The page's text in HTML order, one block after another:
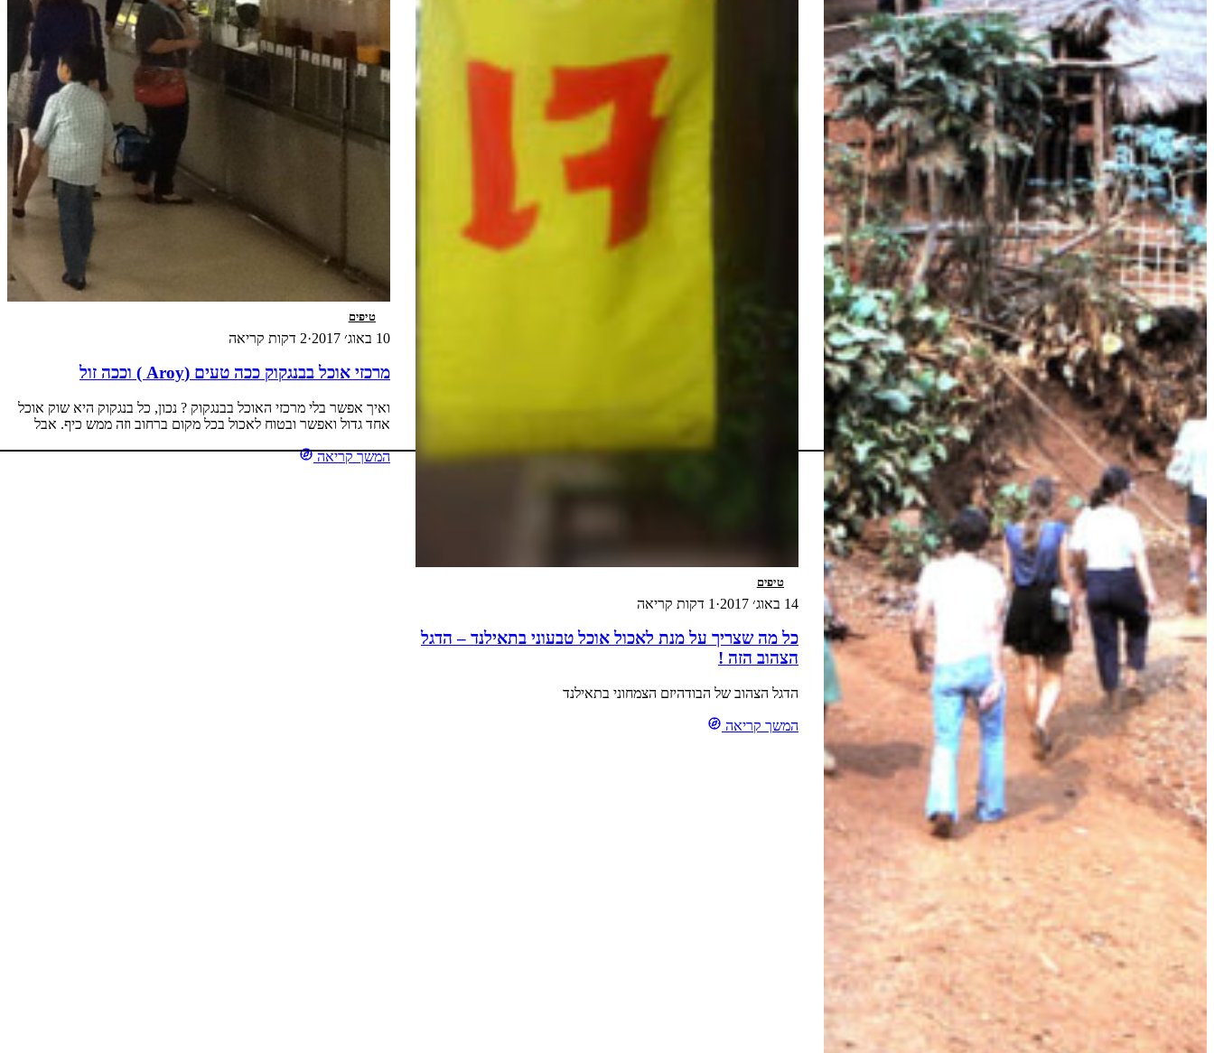
טיפים
14 באוג׳ 2017 · 1 דקות קריאה
כל מה שצריך על מנת לאכול אוכל טבעוני בתאילנד – הדגל
הצהוב הזה !
הדגל הצהוב של הבודהיזם הצמחוני בתאילנד
המשך קריאה
טיפים
10 באוג׳ 2017 ·2 דקות קריאה
מרכזי אוכל בבנגקוק ככה טעים (Aroy ) וככה זול
ואיך אפשר בלי מרכזי האוכל בבנגקוק ? נכון, כל בנגקוק היא שוק אוכל
אחד גדול ואפשר ובטוח לאכול בכל מקום ברחוב וזה ממש כיף. אבל
צמחוני טהור ב-100 אחוזים בדוכני הרחוב. הפתרון הנוח ביותר לאכול
המשך קריאה